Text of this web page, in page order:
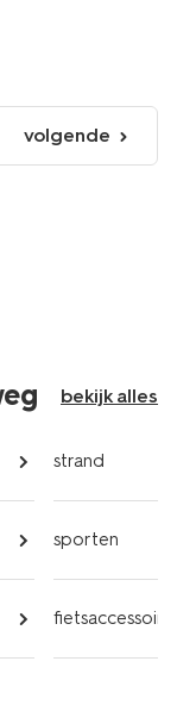
volgende
pagina
volgende
bekijk alles
strand
sporten